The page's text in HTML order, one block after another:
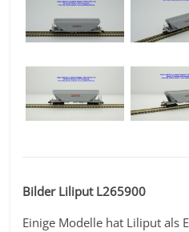
Bilder Liliput L265900
Einige Modelle hat Liliput als